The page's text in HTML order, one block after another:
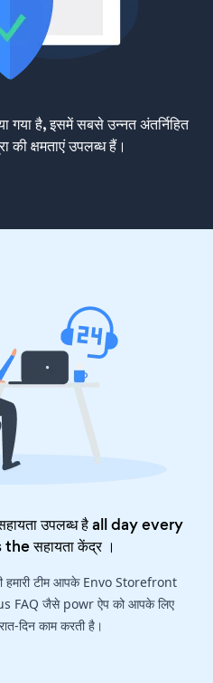
गया है, इसमें सबसे उन्नत अंतर्निहित
की क्षमताएं उपलब्ध हैं।
उपलब्ध है all day every
theसहायता केंद्र।
हमारी टीम आपके Envo Storefront
FAQ जैसे powr ऐप को आपके लिए
दिन काम करती है।